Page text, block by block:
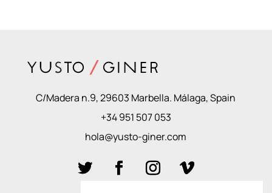
C/Madera n.9, 29603 Marbella. Málaga, Spain
+34 951 507 053
hola@yusto-giner.com